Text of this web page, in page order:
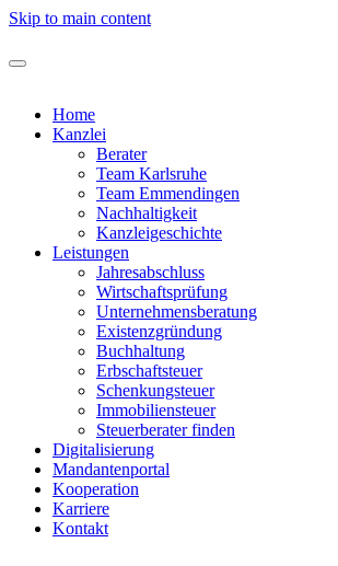
Skip to main content
Home
Kanzlei
Berater
Team Karlsruhe
Team Emmendingen
Nachhaltigkeit
Kanzleigeschichte
Leistungen
Jahresabschluss
Wirtschaftsprüfung
Unternehmensberatung
Existenzgründung
Buchhaltung
Erbschaftsteuer
Schenkungsteuer
Immobiliensteuer
Steuerberater finden
Digitalisierung
Mandantenportal
Kooperation
Karriere
Kontakt